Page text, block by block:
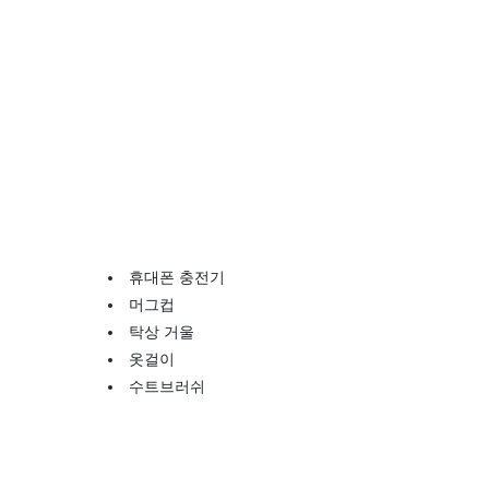
휴대폰 충전기
머그컵
탁상 거울
옷걸이
수트브러쉬